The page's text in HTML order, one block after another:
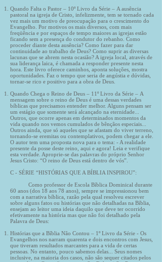
Quando Falta o Pastor – 10º Livro da Série – A ausência
pastoral na igreja de Cristo, infelizmente, tem se tornado cada
vez mais um motivo de preocupação para o crescimento do
Evangelho. Por motivos os mais diversos, com mais
freqüência e por espaços de tempo maiores as igrejas estão
ficando sem a presença do condutor do rebanho. Como
proceder diante desta ausência? Como fazer para dar
continuidade ao trabalho de Deus? Como suprir as diversas
lacunas que se abrem nesta ocasião? A igreja local, através de
sua liderança laica, é chamada a responder presente nesta
hora. Este livro oferece caminhos, aponta soluções, mostra
oportunidades. Faz o tempo que seria de angústia e dúvidas,
tornar-se rico e positivo para a obra de Deus.
Quando Chega o Reino de Deus – 11º Livro da Série – A
mensagem sobre o reino de Deus é uma dessas verdades
bíblicas que precisamos entender melhor. Alguns pensam ser
um estágio que somente será alcançado na eternidade...
Outros, que ocorre apenas em determinados momentos da
vida quando nos vemos cumulados de bênçãos especiais...
Outros ainda, que só aqueles que se afastam do viver terreno,
tornando-se eremitas ou contemplativos, podem chegar a ele.
O autor tem uma proposta nova para o tema: - A realidade
presente da posse deste reino, aqui e agora! Leia e verifique
esta verdade. Aproprie-se das palavras do próprio Senhor
Jesus Cristo: “O reino de Deus está dentro de vós”.
C - SÉRIE “HISTÓRIAS QUE A BÍBLIA INSPIROU”:
Como professor de Escola Bíblica Dominical durante
60 anos (dos 18 aos 78 anos), sempre se impressionou bem
com a narrativa bíblica, razão pela qual resolveu escrever
sobre alguns fatos ou histórias que não detalhadas na Bíblia,
ensejam ao leitor uma ideia daquilo que deve ter ocorrido
efetivamente na história mas que não foi detalhado pela
Palavra de Deus:
Histórias que a Bíblia Não Contou – 1º Livro da Série - Os
Evangelhos nos narram quarenta e dois encontros com Jesus,
que tiveram resultados marcantes para a vida de certas
pessoas. No entanto, pouco sabemos delas... Seus nomes
inclusive, na maioria dos casos, não são sequer citados pelos